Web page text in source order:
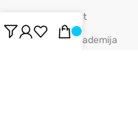
BODIFIT.net
BODIFIT akademija